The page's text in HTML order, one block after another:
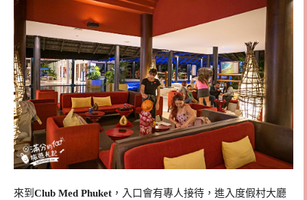
來到 Club Med Phuket ，入口會有專人接待，進入度假村大廳